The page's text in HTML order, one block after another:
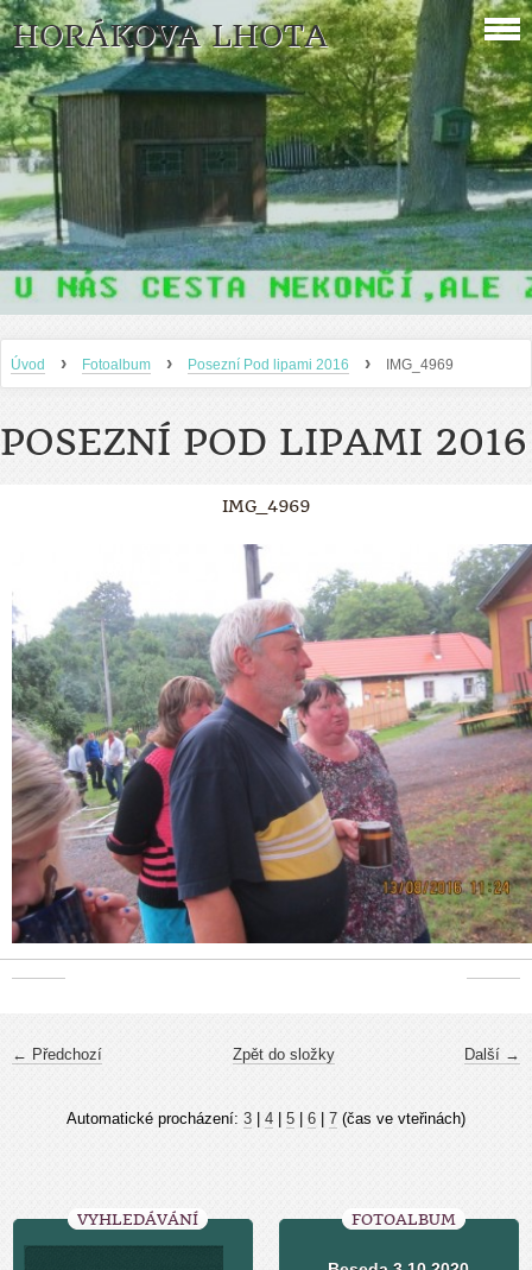
HORÁKOVA LHOTA
Úvod › Fotoalbum › Posezní Pod lipami 2016 › IMG_4969
POSEZNÍ POD LIPAMI 2016
IMG_4969
← Předchozí Další →
Zpět do složky
Automatické procházení: 3 4 5 6 7 (čas ve vteřinách)
VYHLEDÁVÁNÍ FOTOALBUM